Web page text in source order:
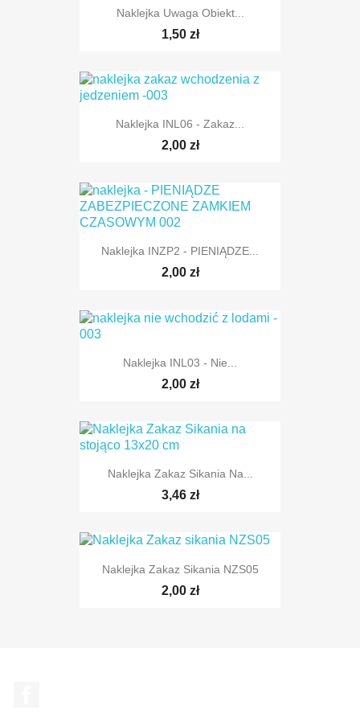
Naklejka Uwaga Obiekt...
1,50 zł
Naklejka INL06 - Zakaz...
2,00 zł
Naklejka INZP2 - PIENIĄDZE...
2,00 zł
Naklejka INL03 - Nie...
2,00 zł
Naklejka Zakaz Sikania Na...
3,46 zł
Naklejka Zakaz Sikania NZS05
2,00 zł